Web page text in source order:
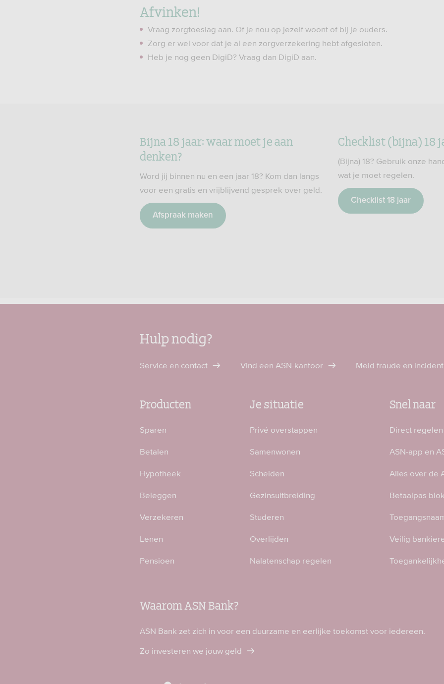
Afvinken!
Vraag zorgtoeslag aan. Of je nou op jezelf woont of bij je ouders.
Zorg er wel voor dat je al een zorgverzekering hebt afgesloten.
Heb je nog geen DigiD? Vraag dan DigiD aan.
Bijna 18 jaar: waar moet je aan
denken?
Word jij binnen nu en een jaar 18? Kom dan langs
voor een gratis en vrijblijvend gesprek over geld.
Afspraak maken
Checklist (bijna) 18
(Bijna) 18? Gebruik onze
wat je moet regelen.
Checklist 18 jaar
Hulp nodig?
Service en contact Vind een ASN-kantoor Meld fraude en
Producten
Sparen
Betalen
Hypotheek
Beleggen
Verzekeren
Lenen
Pensioen
Je situatie
Privé overstappen
Samenwonen
Scheiden
Gezinsuitbreiding
Studeren
Overlijden
Nalatenschap regelen
Snel naar
Direct regelen
ASN-app en
Alles over de
Betaalpas
Veilig
Waarom ASN Bank?
ASN Bank zet zich in voor een duurzame en eerlijke toekomst voor iedereen.
Zo investeren we jouw geld